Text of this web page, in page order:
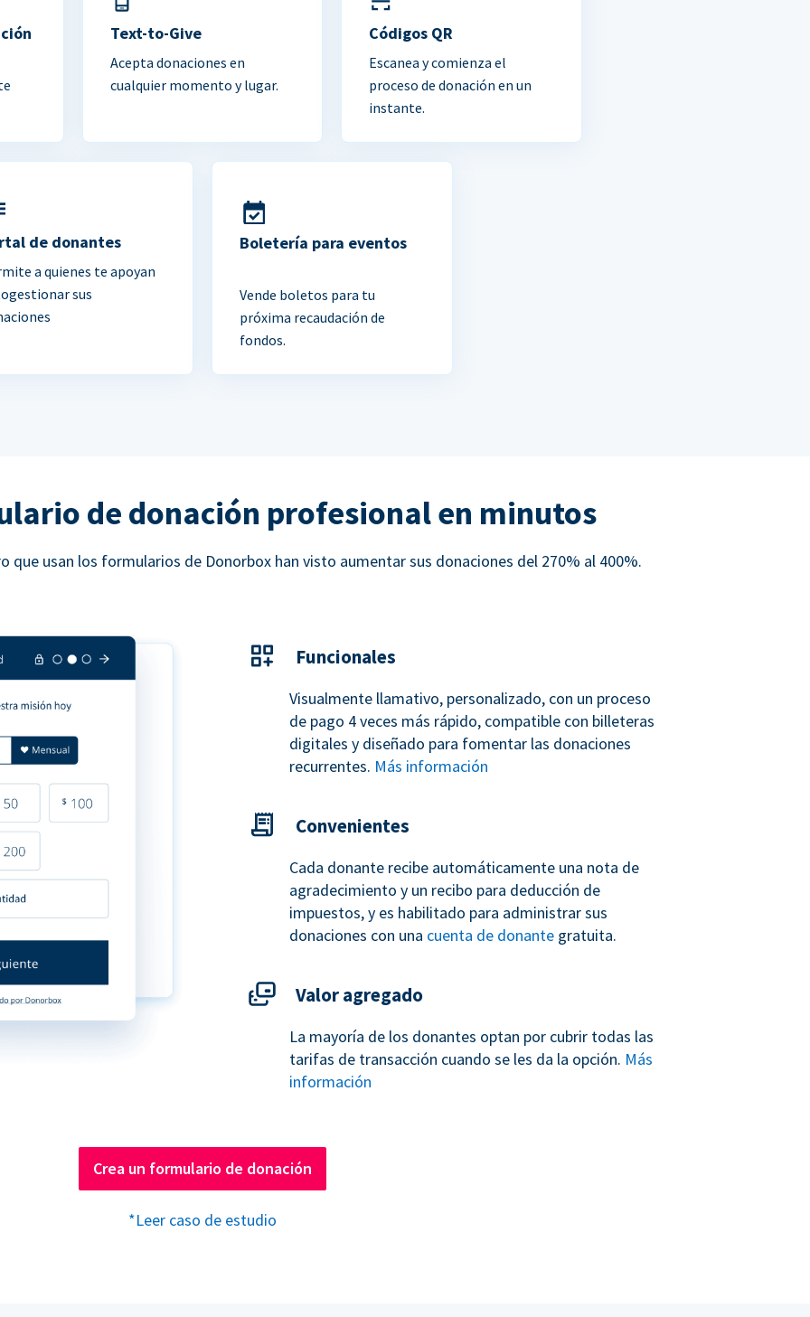
Text-to-Give
Acepta donaciones en
cualquier momento y lugar.
Códigos QR
Escanea y comienza el
proceso de donación en un
instante.
de donantes
a quienes te apoyan
sus
Boletería para eventos
Vende boletos para tu
próxima recaudación de
fondos.
de donación profesional en minutos
que usan los formularios de Donorbox han visto aumentar sus donaciones del 270% al 400%.
Funcionales
Visualmente llamativo, personalizado, con un proceso
de pago 4 veces más rápido, compatible con billeteras
digitales y diseñado para fomentar las donaciones
recurrentes. Más información
Convenientes
Cada donante recibe automáticamente una nota de
agradecimiento y un recibo para deducción de
impuestos, y es habilitado para administrar sus
donaciones con una cuenta de donante gratuita.
Valor agregado
La mayoría de los donantes optan por cubrir todas las
tarifas de transacción cuando se les da la opción. Más
información
Crea un formulario de donación
*Leer caso de estudio